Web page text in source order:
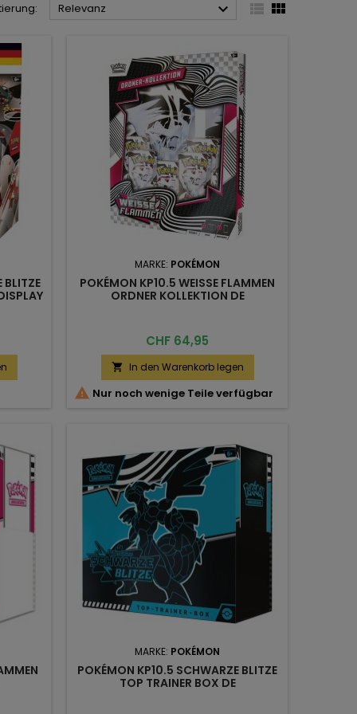
Relevanz   
BLITZE
MARKE: POKÉMON
POKÉMON KP10.5 WEISSE FLAMMEN
ORDNER KOLLEKTION DE
Preis
CHF 64,95
 In den Warenkorb legen
 Nur noch wenige Teile verfügbar
MARKE: POKÉMON
POKÉMON KP10.5 SCHWARZE BLITZE
TOP TRAINER BOX DE